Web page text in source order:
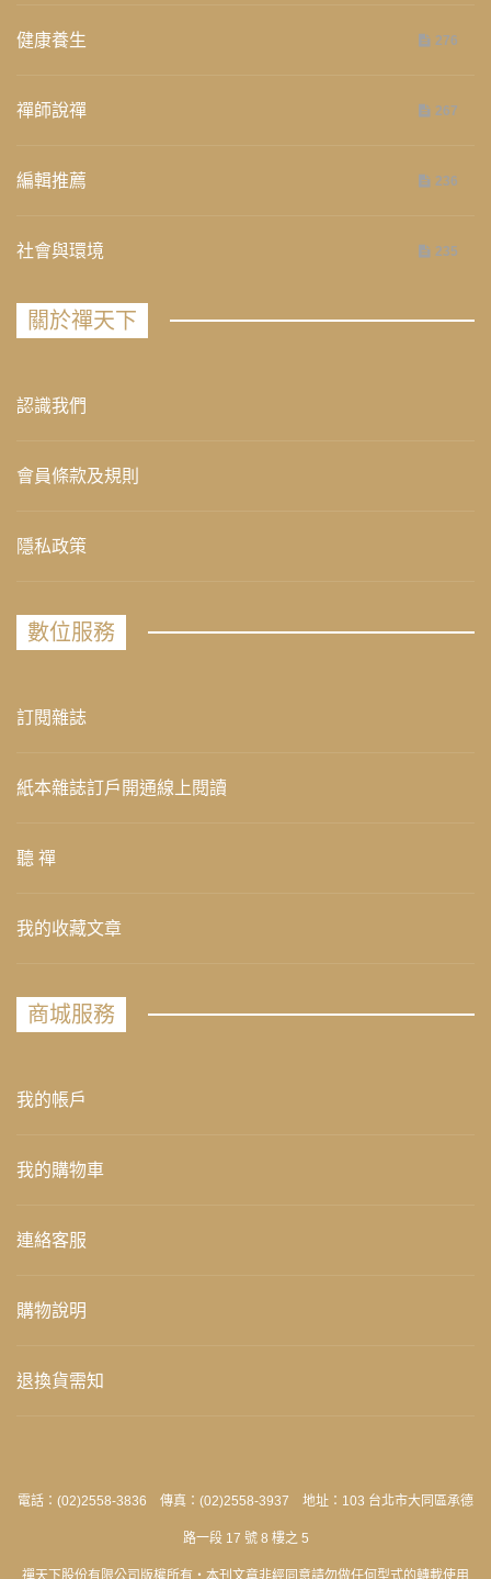
健康養生 276
禪師說禪 267
編輯推薦 236
社會與環境 235
關於禪天下
認識我們
會員條款及規則
隱私政策
數位服務
訂閱雜誌
紙本雜誌訂戶開通線上閱讀
聽 禪
我的收藏文章
商城服務
我的帳戶
我的購物車
連絡客服
購物說明
退換貨需知
電話：(02)2558-3836 傳真：(02)2558-3937 地址：103 台北市大同區承德
路一段 17 號 8 樓之 5
禪天下股份有限公司版權所有‧本刊文章非經同意請勿做任何型式的轉載使用